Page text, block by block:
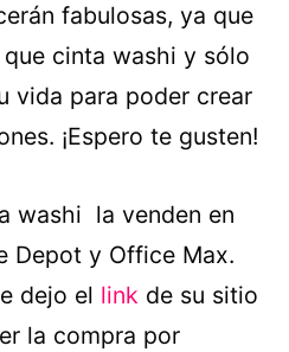
fabulosas, ya que
cinta washi y sólo
vida para poder crear
¡Espero te gusten!
washi la venden en
Depot y Office Max.
dejo el link de su sitio
la compra por